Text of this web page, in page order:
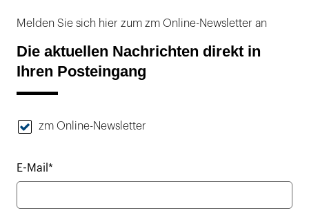
Melden Sie sich hier zum zm Online-Newsletter an
Die aktuellen Nachrichten direkt in
Ihren Posteingang
zm Online-Newsletter
E-Mail*